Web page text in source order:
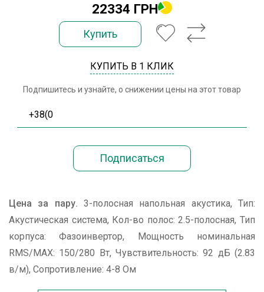
22334 ГРН
Купить
КУПИТЬ В 1 КЛИК
Подпишитесь и узнайте, о снижении цены на этот товар
Цена за пару. 3-полосная напольная акустика, Тип:
Акустическая система, Кол-во полос: 2.5-полосная, Тип
корпуса: Фазоинвертор, Мощность номинальная
RMS/MAX: 150/280 Вт, Чувствительность: 92 дБ (2.83
в/м), Сопротивление: 4-8 Ом